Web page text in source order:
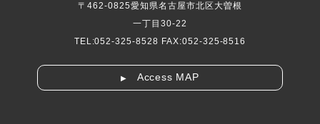
〒462-0825愛知県名古屋市北区大曽根
一丁目30-22
TEL:052-325-8528 FAX:052-325-8516
▶ Access MAP